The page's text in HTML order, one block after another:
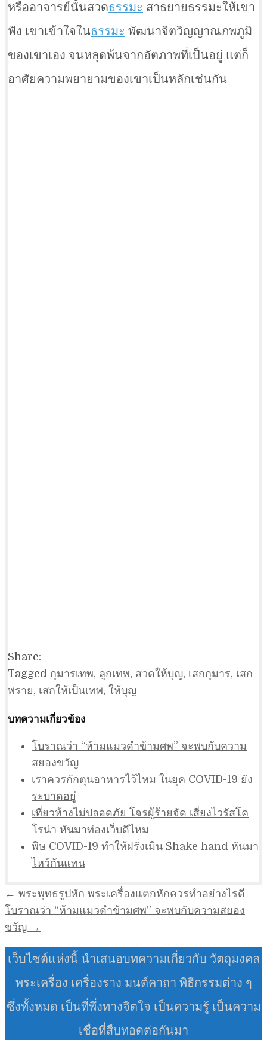
หรืออาจารย์นั้นสวดธรรมะ สาธยายธรรมะให้เขา
ฟัง เขาเข้าใจในธรรมะ พัฒนาจิตวิญญาณภพภูมิ
ของเขาเอง จนหลุดพ้นจากอัตภาพที่เป็นอยู่ แต่ก็
อาศัยความพยายามของเขาเป็นหลักเช่นกัน
Share:
Tagged กุมารเทพ, ลูกเทพ, สวดให้บุญ, เสกกุมาร, เสก
พราย, เสกให้เป็นเทพ, ให้บุญ
บทความเกี่ยวข้อง
โบราณว่า “ห้ามแมวดำข้ามศพ” จะพบกับความ
สยองขวัญ
เราควรกักตุนอาหารไว้ไหม ในยุค COVID-19 ยัง
ระบาดอยู่
เที่ยวห้างไม่ปลอดภัย โจรผู้ร้ายจัด เสี่ยงไวรัสโค
โรน่า หันมาท่องเว็บดีไหม
พิษ COVID-19 ทำให้ฝรั่งเมิน Shake hand หันมา
ไหว้กันแทน
แนะแนว
เรื่อง
← พระพุทธรูปหัก พระเครื่องแตกหักควรทำอย่างไรดี
โบราณว่า “ห้ามแมวดำข้ามศพ” จะพบกับความสยอง
ขวัญ →
เว็บไซต์แห่งนี้ นำเสนอบทความเกี่ยวกับ วัตถุมงคล
พระเครื่อง เครื่องราง มนต์คาถา พิธีกรรมต่าง ๆ
ซึ่งทั้งหมด เป็นที่พึ่งทางจิตใจ เป็นความรู้ เป็นความ
เชื่อที่สืบทอดต่อกันมา